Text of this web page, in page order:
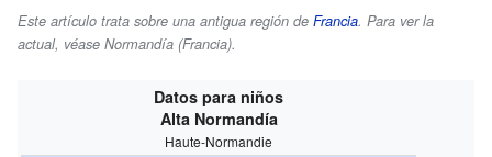
Este artículo trata sobre una antigua región de Francia. Para ver la
actual, véase Normandía (Francia).
Datos para niños
Alta Normandía
Haute-Normandie